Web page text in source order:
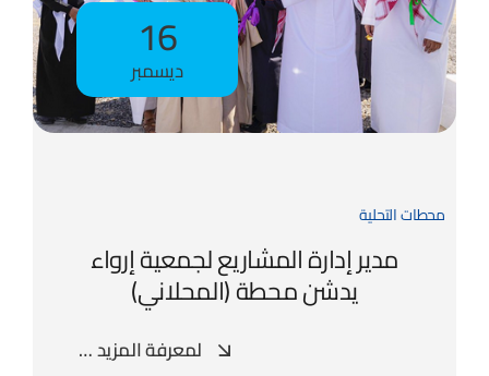
16
ديسمبر
محطات التحلية
مدير إدارة المشاريع لجمعية إرواء
يدشن محطة (المحلاني)
لمعرفة المزيد …